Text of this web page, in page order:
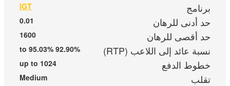
برنامج
IGT
حد أدنى للرهان 0.01
حد أقصى للرهان 1600
نسبة عائد إلى اللاعب (RTP) 92.90% to 95.03%
خطوط الدفع up to 1024
تقلب Medium